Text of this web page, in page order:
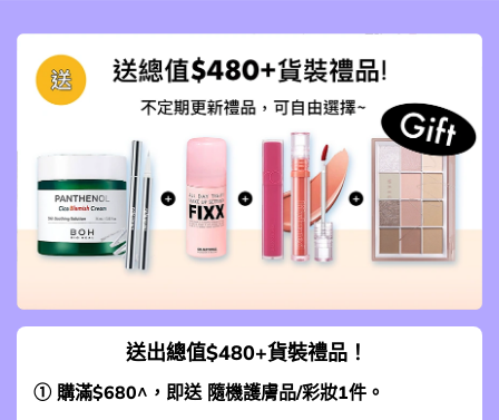
送出總值$480+貨裝禮品！
① 購滿$680^，即送 隨機護膚品/彩妝1件。